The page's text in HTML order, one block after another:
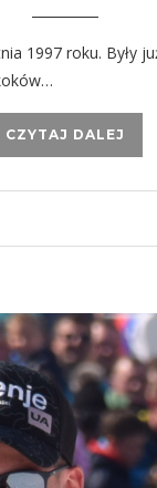
1997 roku. Były
CZYTAJ DALEJ